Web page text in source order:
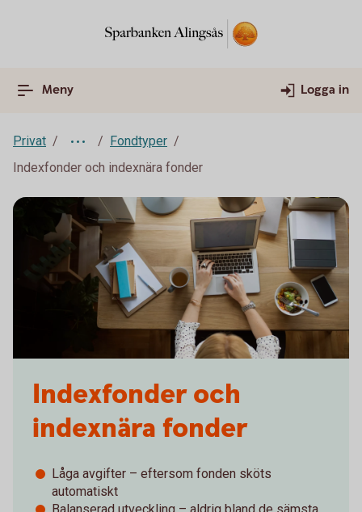
Meny Logga in
Privat
Fondtyper
Indexfonder och indexnära fonder
Indexfonder och
indexnära fonder
Låga avgifter – eftersom fonden sköts
automatiskt